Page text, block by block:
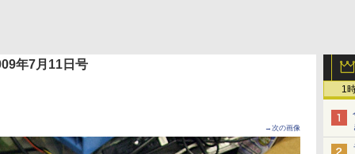
1
年7月11日号
→次の画像